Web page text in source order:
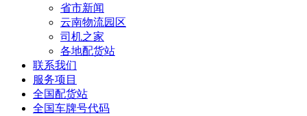
省市新闻
云南物流园区
司机之家
各地配货站
联系我们
服务项目
全国配货站
全国车牌号代码